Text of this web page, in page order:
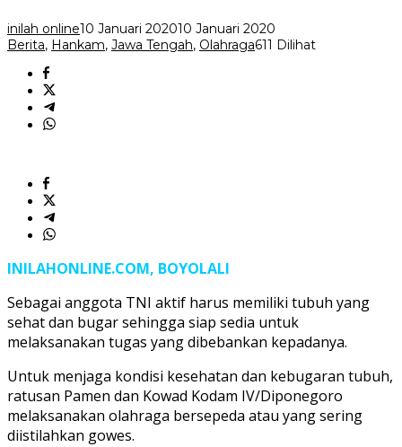
inilah online10 Januari 202010 Januari 2020
Berita, Hankam, Jawa Tengah, Olahraga611 Dilihat
INILAHONLINE.COM, BOYOLALI
Sebagai anggota TNI aktif harus memiliki tubuh yang
sehat dan bugar sehingga siap sedia untuk
melaksanakan tugas yang dibebankan kepadanya.
Untuk menjaga kondisi kesehatan dan kebugaran tubuh,
ratusan Pamen dan Kowad Kodam IV/Diponegoro
melaksanakan olahraga bersepeda atau yang sering
diistilahkan gowes.